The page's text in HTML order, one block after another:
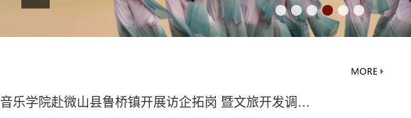
音乐学院赴微山县鲁桥镇开展访企拓岗 暨文旅开发调…